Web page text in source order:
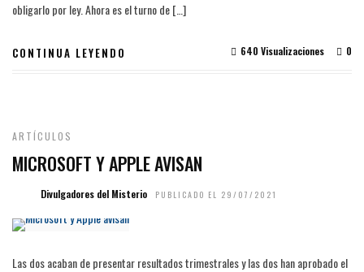
obligarlo por ley. Ahora es el turno de […]
CONTINUA LEYENDO 0
640 Visualizaciones
ARTÍCULOS
MICROSOFT Y APPLE AVISAN
Divulgadores del Misterio PUBLICADO EL 29/07/2021
Las dos acaban de presentar resultados trimestrales y las dos han aprobado el